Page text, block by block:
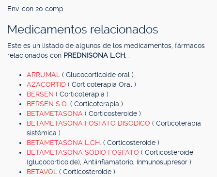
Env. con 20 comp.
Medicamentos relacionados
Este es un listado de algunos de los medicamentos, fármacos
relacionados con PREDNISONA L.CH.
ARRUMAL ( Glucocorticoide oral )
AZACORTID ( Corticoterapia Oral )
BERSEN ( Corticoterapia )
BERSEN S.O. ( Corticoterapia )
BETAMETASONA ( Corticosteroide )
BETAMETASONA FOSFATO DISODICO ( Corticoterapia
sistémica )
BETAMETASONA L.CH. ( Corticosteroide )
BETAMETASONA SODIO FOSFATO ( Corticosteroide
(glucocorticoide), Antiinflamatorio, Inmunosupresor )
BETAVOL ( Corticosteroide )